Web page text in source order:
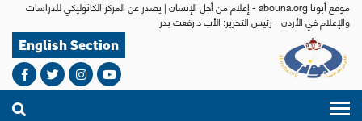
موقع أبونا abouna.org - إعلام من أجل الإنسان | يصدر عن المركز الكاثوليكي للدراسات
والإعلام في الأردن - رئيس التحرير: الأب د.رفعت بدر
English Section